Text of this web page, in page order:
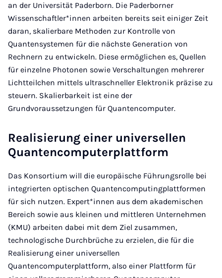
an der Universität Paderborn. Die Paderborner
Wissenschaftler*innen arbeiten bereits seit einiger Zeit
daran, skalierbare Methoden zur Kontrolle von
Quantensystemen für die nächste Generation von
Rechnern zu entwickeln. Diese ermöglichen es, Quellen
für einzelne Photonen sowie Verschaltungen mehrerer
Lichtteilchen mittels ultraschneller Elektronik präzise zu
steuern. Skalierbarkeit ist eine der
Grundvoraussetzungen für Quantencomputer.
Realisierung einer universellen
Quantencomputerplattform
Das Konsortium will die europäische Führungsrolle bei
integrierten optischen Quantencomputingplattformen
für sich nutzen. Expert*innen aus dem akademischen
Bereich sowie aus kleinen und mittleren Unternehmen
(KMU) arbeiten dabei mit dem Ziel zusammen,
technologische Durchbrüche zu erzielen, die für die
Realisierung einer universellen
Quantencomputerplattform, also einer Plattform für